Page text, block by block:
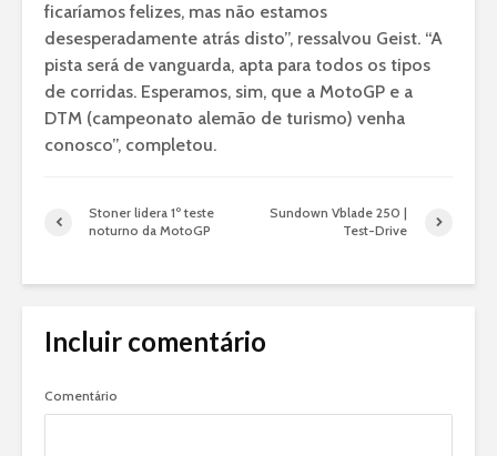
ficaríamos felizes, mas não estamos
desesperadamente atrás disto”, ressalvou Geist. “A
pista será de vanguarda, apta para todos os tipos
de corridas. Esperamos, sim, que a MotoGP e a
DTM (campeonato alemão de turismo) venha
conosco”, completou.
Stoner lidera 1º teste
noturno da MotoGP
Sundown Vblade 250 |
Test-Drive
Incluir comentário
Comentário